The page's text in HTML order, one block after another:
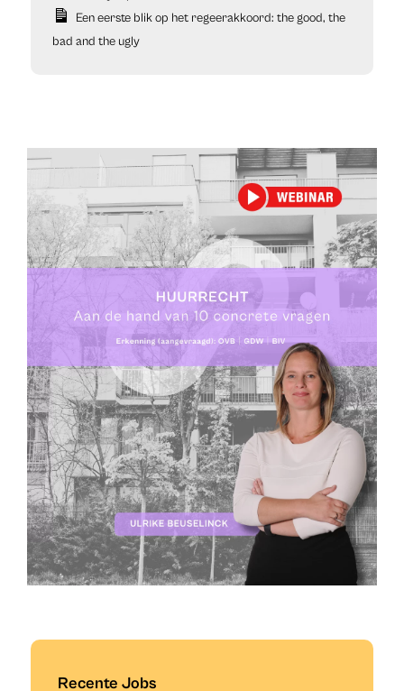
Een eerste blik op het regeerakkoord: the good, the
bad and the ugly
Recente Jobs